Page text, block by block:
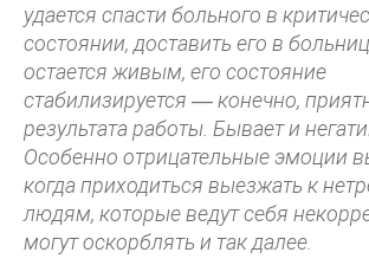
удается спасти больного в
состоянии, доставить его в
остается живым, его состояние
стабилизируется — конечно,
результата работы. Бывает и
Особенно отрицательные эмоции
когда приходиться выезжать к
людям, которые ведут себя
могут оскорблять и так далее.